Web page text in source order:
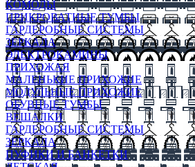
КОМОДЫ
ПРИКРОВАТНЫЕ ТУМБЫ
ГАРДЕРОБНЫЕ СИСТЕМЫ
ЗЕРКАЛА
ЭЛЕКТРОКАМИНЫ
ПРИХОЖАЯ
МАЛЕНЬКИЕ ПРИХОЖИЕ
МОДУЛЬНЫЕ ПРИХОЖИЕ
ОБУВНЫЕ ТУМБЫ
ВЕШАЛКИ
ГАРДЕРОБНЫЕ СИСТЕМЫ
ЗЕРКАЛА
ПУФИКИ И БАНКЕТКИ